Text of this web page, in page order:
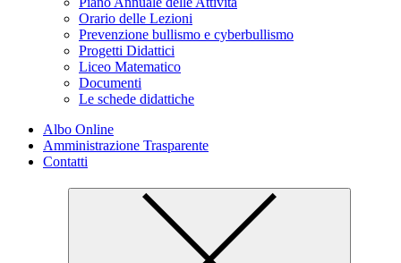
Orario delle Lezioni
Prevenzione bullismo e cyberbullismo
Progetti Didattici
Liceo Matematico
Documenti
Le schede didattiche
Albo Online
Amministrazione Trasparente
Contatti